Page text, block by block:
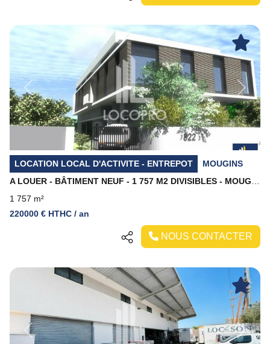
Previous Next
LOCATION LOCAL D'ACTIVITE - ENTREPOT
MOUGINS
1 757 m²
220000 € HTHC / an
NOUS CONTACTER
Previous Next